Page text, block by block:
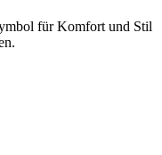
für Komfort und Stil